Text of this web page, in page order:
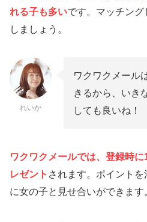
れる子も多いです。マッチン
しましょう。
れいか
ワクワクメール
きるから、いき
しても良いね！
ワクワクメールでは、登録時
レゼント されます。ポイント
に女の子と見せ合いができます